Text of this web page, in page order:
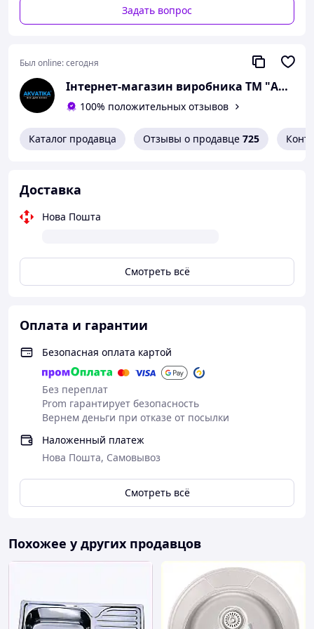
Задать вопрос
Был online:сегодня
Інтернет-магазин виробника ТМ "AKVATIKA"
100% положительных отзывов
Каталог продавца Отзывы о продавце 725
Доставка
Нова Пошта
Смотреть всё
Оплата и гарантии
Безопасная оплата картой
Без переплат
Prom гарантирует безопасность
Вернем деньги при отказе от посылки
Наложенный платеж
Нова Пошта, Самовывоз
Смотреть всё
Похожее у других продавцов